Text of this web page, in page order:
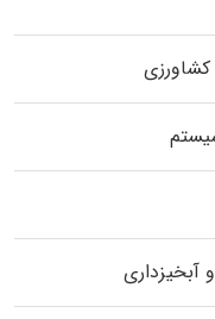
آبخیزداری